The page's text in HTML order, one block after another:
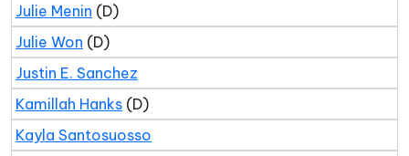
Julie Menin (D)
Julie Won (D)
Justin E. Sanchez
Kamillah Hanks (D)
Kayla Santosuosso